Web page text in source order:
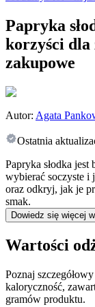
Papryka
korzyści dla
zakupowe
Autor: Agata
Ostatnia
Papryka słodka
wybierać soczyste i
oraz odkryj, jak je
smak.
Dowiedz się więcej
Wartości
Poznaj
kaloryczność,
gramów produktu.